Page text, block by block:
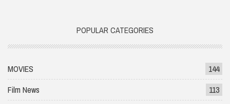
POPULAR CATEGORIES
MOVIES
144
Film News
113